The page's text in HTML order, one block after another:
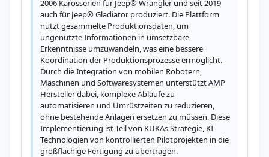
2006 Karosserien für Jeep® Wrangler und seit 2019
auch für Jeep® Gladiator produziert. Die Plattform
nutzt gesammelte Produktionsdaten, um
ungenutzte Informationen in umsetzbare
Erkenntnisse umzuwandeln, was eine bessere
Koordination der Produktionsprozesse ermöglicht.
Durch die Integration von mobilen Robotern,
Maschinen und Softwaresystemen unterstützt AMP
Hersteller dabei, komplexe Abläufe zu
automatisieren und Umrüstzeiten zu reduzieren,
ohne bestehende Anlagen ersetzen zu müssen. Diese
Implementierung ist Teil von KUKAs Strategie, KI-
Technologien von kontrollierten Pilotprojekten in die
großflächige Fertigung zu übertragen.